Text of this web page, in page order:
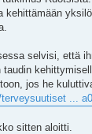
kehittämään
selvisi, että
taudin
jos he
...
sitten aloitti.